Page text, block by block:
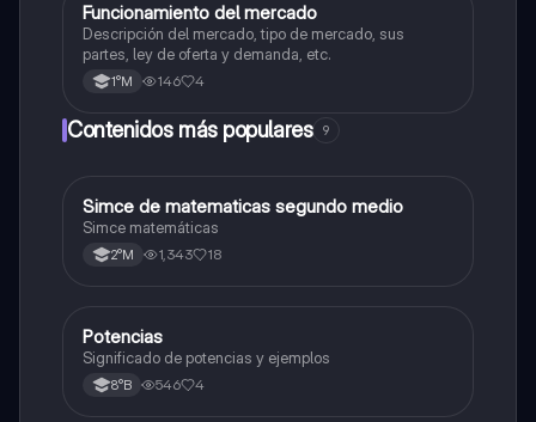
Historia
Funcionamiento del mercado
Descripción del mercado, tipo de mercado, sus
partes, ley de oferta y demanda, etc.
1°M 146 4
Contenidos más populares 9
Matemáticas
Simce de matematicas segundo medio
Simce matemáticas
2°M 1,343 18
Matemáticas
Potencias
Significado de potencias y ejemplos
8°B 546 4